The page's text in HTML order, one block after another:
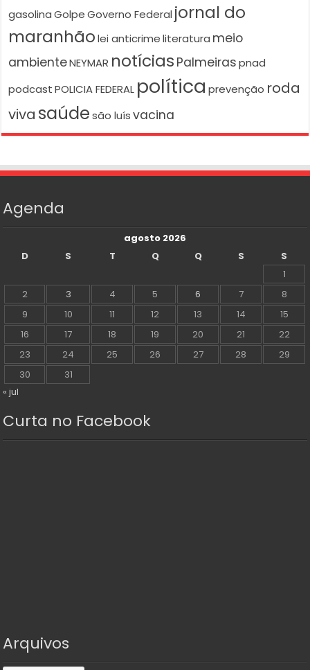
gasolina Golpe Governo Federal jornal do
maranhão lei anticrime literatura meio
ambienteNEYMAR notícias Palmeiras pnad
podcast POLICIA FEDERAL política prevenção roda
viva saúde são luís vacina
Agenda
agosto 2026
D
S T Q Q S
S
1
2
3 4 5 6 7
8
9
10 11 12 13 14
15
16
17 18 19 20 21
22
23
24 25 26 27 28
29
30
31
« jul
Curta no Facebook
Arquivos